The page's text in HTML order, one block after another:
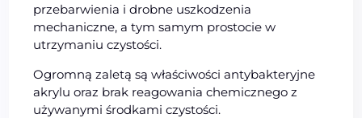
przebarwienia i drobne uszkodzenia
mechaniczne, a tym samym prostocie w
utrzymaniu czystości.
Ogromną zaletą są właściwości antybakteryjne
akrylu oraz brak reagowania chemicznego z
używanymi środkami czystości.